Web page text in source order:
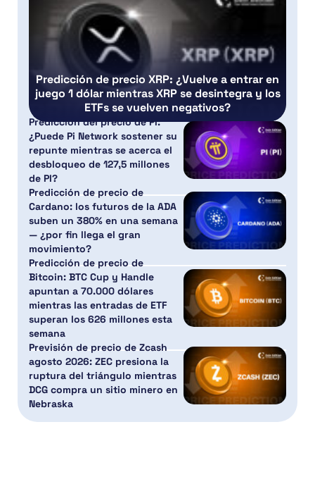
Predicción de precio XRP: ¿Vuelve a entrar en
juego 1 dólar mientras XRP se desintegra y los
ETFs se vuelven negativos?
Predicción del precio de PI:
¿Puede Pi Network sostener su
repunte mientras se acerca el
desbloqueo de 127,5 millones
de PI?
Predicción de precio de
Cardano: los futuros de la ADA
suben un 380% en una semana
— ¿por fin llega el gran
movimiento?
Predicción de precio de
Bitcoin: BTC Cup y Handle
apuntan a 70.000 dólares
mientras las entradas de ETF
superan los 626 millones esta
semana
Previsión de precio de Zcash
agosto 2026: ZEC presiona la
ruptura del triángulo mientras
DCG compra un sitio minero en
Nebraska